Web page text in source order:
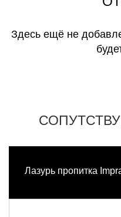
Здесь ещё не
Лазурь пропитка